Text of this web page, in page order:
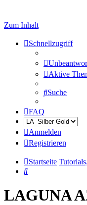
Zum Inhalt
Schnellzugriff
Aktive
Suche
FAQ
Anmelden
Registrieren
Startseite
Suche
LAGUNA